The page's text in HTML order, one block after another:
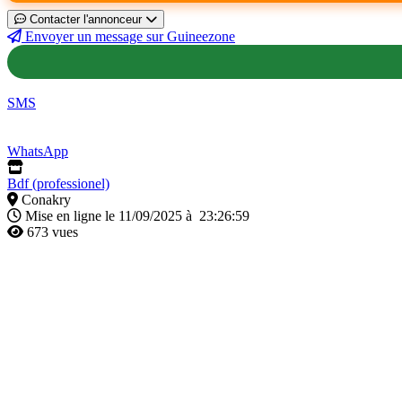
Contacter l'annonceur
Envoyer un message sur Guineezone
SMS
WhatsApp
Bdf (professionel)
Conakry
Mise en ligne le 11/09/2025 à 23:26:59
673 vues